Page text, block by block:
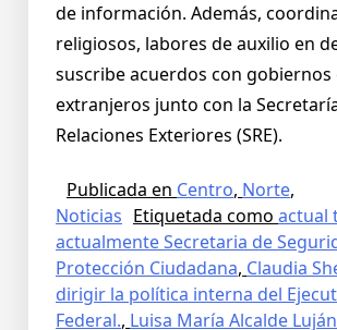
de información. Además,
religiosos, labores de auxilio en
suscribe acuerdos con gobiernos
extranjeros junto con la
Relaciones Exteriores (SRE).
Publicada en Centro, Norte,
Noticias Etiquetada como actual
actualmente Secretaria de
Protección Ciudadana, Claudia
dirigir la política interna del
Federal., Luisa María Alcalde Luján